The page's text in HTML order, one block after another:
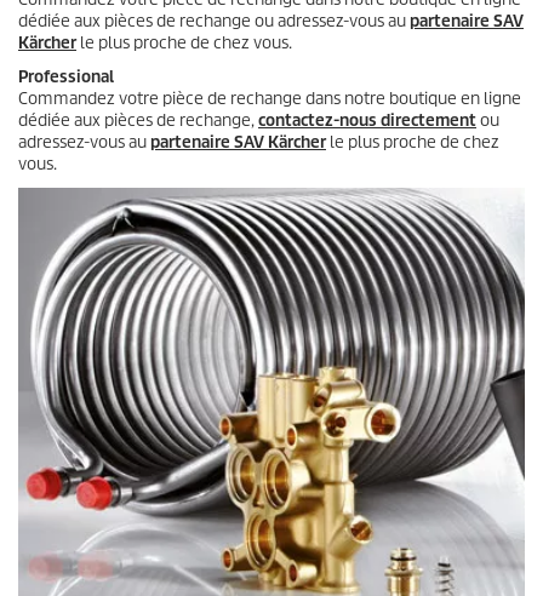
dédiée aux pièces de rechange ou adressez-vous aupartenaire SAV
Kärcherle plus proche de chez vous.
Professional
Commandez votre pièce de rechange dans notre boutique en ligne
dédiée aux pièces de rechange,contactez-nous directementou
adressez-vous aupartenaire SAV Kärcherle plus proche de chez
vous.